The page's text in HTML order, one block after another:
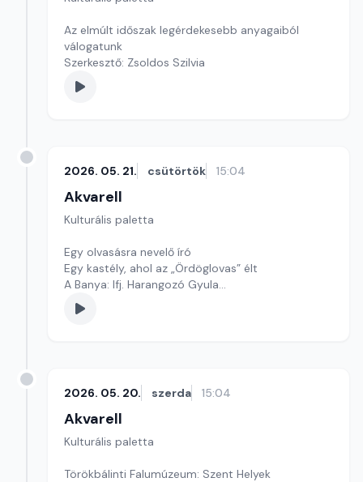
Az elmúlt időszak legérdekesebb anyagaiból
válogatunk
Szerkesztő: Zsoldos Szilvia
2026. 05. 21. csütörtök 15:04
Akvarell
Kulturális paletta
Egy olvasásra nevelő író
Egy kastély, ahol az „Ördöglovas” élt
A Banya: Ifj. Harangozó Gyula
Szerkesztő: Nagy György András
2026. 05. 20. szerda 15:04
Akvarell
Kulturális paletta
Törökbálinti Falumúzeum: Szent Helyek